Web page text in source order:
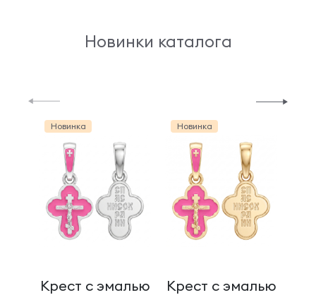
Новинки каталога
Новинка
Крест с эмалью
Новинка
Крест с эмалью